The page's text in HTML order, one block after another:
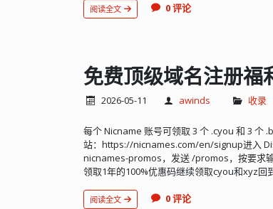
阅读全文 0 评论
免费顶级域名注册
2026-05-11 awinds 收录
每个 Nicname 账号可领取 3 个 .cyou 和 3 个
站：https://nicnames.com/en/signup进入
nicnames-promos，发送 /promos，按要求
领取1年的100%优惠码继续领取cyou和xyz
阅读全文 0 评论